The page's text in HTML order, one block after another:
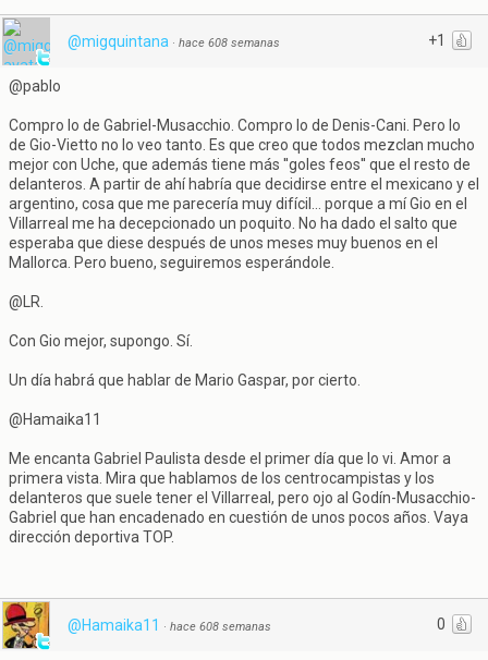
+1
@migquintana · hace 608 semanas
@pablo
Compro lo de Gabriel-Musacchio. Compro lo de Denis-Cani. Pero lo
de Gio-Vietto no lo veo tanto. Es que creo que todos mezclan mucho
mejor con Uche, que además tiene más ''goles feos'' que el resto de
delanteros. A partir de ahí habría que decidirse entre el mexicano y el
argentino, cosa que me parecería muy difícil... porque a mí Gio en el
Villarreal me ha decepcionado un poquito. No ha dado el salto que
esperaba que diese después de unos meses muy buenos en el
Mallorca. Pero bueno, seguiremos esperándole.
@LR.
Con Gio mejor, supongo. Sí.
Un día habrá que hablar de Mario Gaspar, por cierto.
@Hamaika11
Me encanta Gabriel Paulista desde el primer día que lo vi. Amor a
primera vista. Mira que hablamos de los centrocampistas y los
delanteros que suele tener el Villarreal, pero ojo al Godín-Musacchio-
Gabriel que han encadenado en cuestión de unos pocos años. Vaya
dirección deportiva TOP.
0
@Hamaika11 · hace 608 semanas